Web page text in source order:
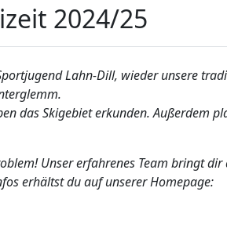
2024/25
Lahn-Dill, wieder unsere
das Skigebiet erkunden. Außerdem
Unser erfahrenes Team bringt
erhältst du auf unserer Homepage: